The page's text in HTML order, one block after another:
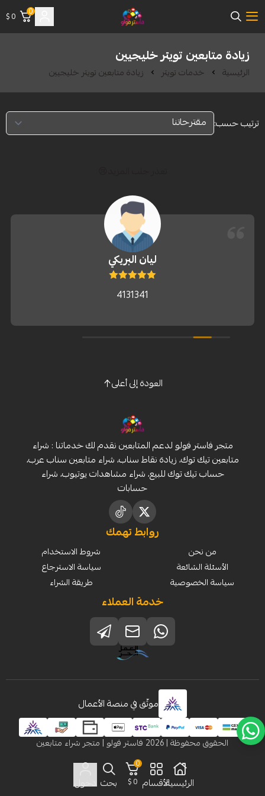
فاستر فولو | متجر شراء متابعين
0
0 $
الرئيسيةالأقسام
0
0 $ بحث دخول
زيادة متابعين تويتر خليجيين
الرئيسية خدمات تويتر زيادة متابعين تويتر خليجيين
ترتيب حسب:
ليان البريكي
4131341
العودة إلى أعلى
متجر فاستر فولو لدعم المتابعين نقدم لك خدماتنا : شراء
متابعين تيك توك، زيادة نقاط سناب، شراء متابعين سناب عرب،
حساب تيك توك للبيع، شراء مشاهدات يوتيوب، شراء
حسابات
روابط تهمك
من نحن
الأسئلة الشائعة
سياسة الخصوصية
شروط الاستخدام
سياسة الاسترجاع
طريقة الشراء
خدمة العملاء
موثّق في منصة الأعمال
الحقوق محفوظة | 2026 فاستر فولو | متجر شراء متابعين